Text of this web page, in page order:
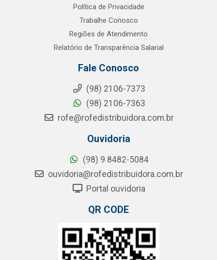
Política de Privacidade
Trabalhe Conosco
Regiões de Atendimento
Relatório de Transparência Salarial
Fale Conosco
(98) 2106-7373
(98) 2106-7363
rofe@rofedistribuidora.com.br
Ouvidoria
(98) 9 8482-5084
ouvidoria@rofedistribuidora.com.br
Portal ouvidoria
QR CODE